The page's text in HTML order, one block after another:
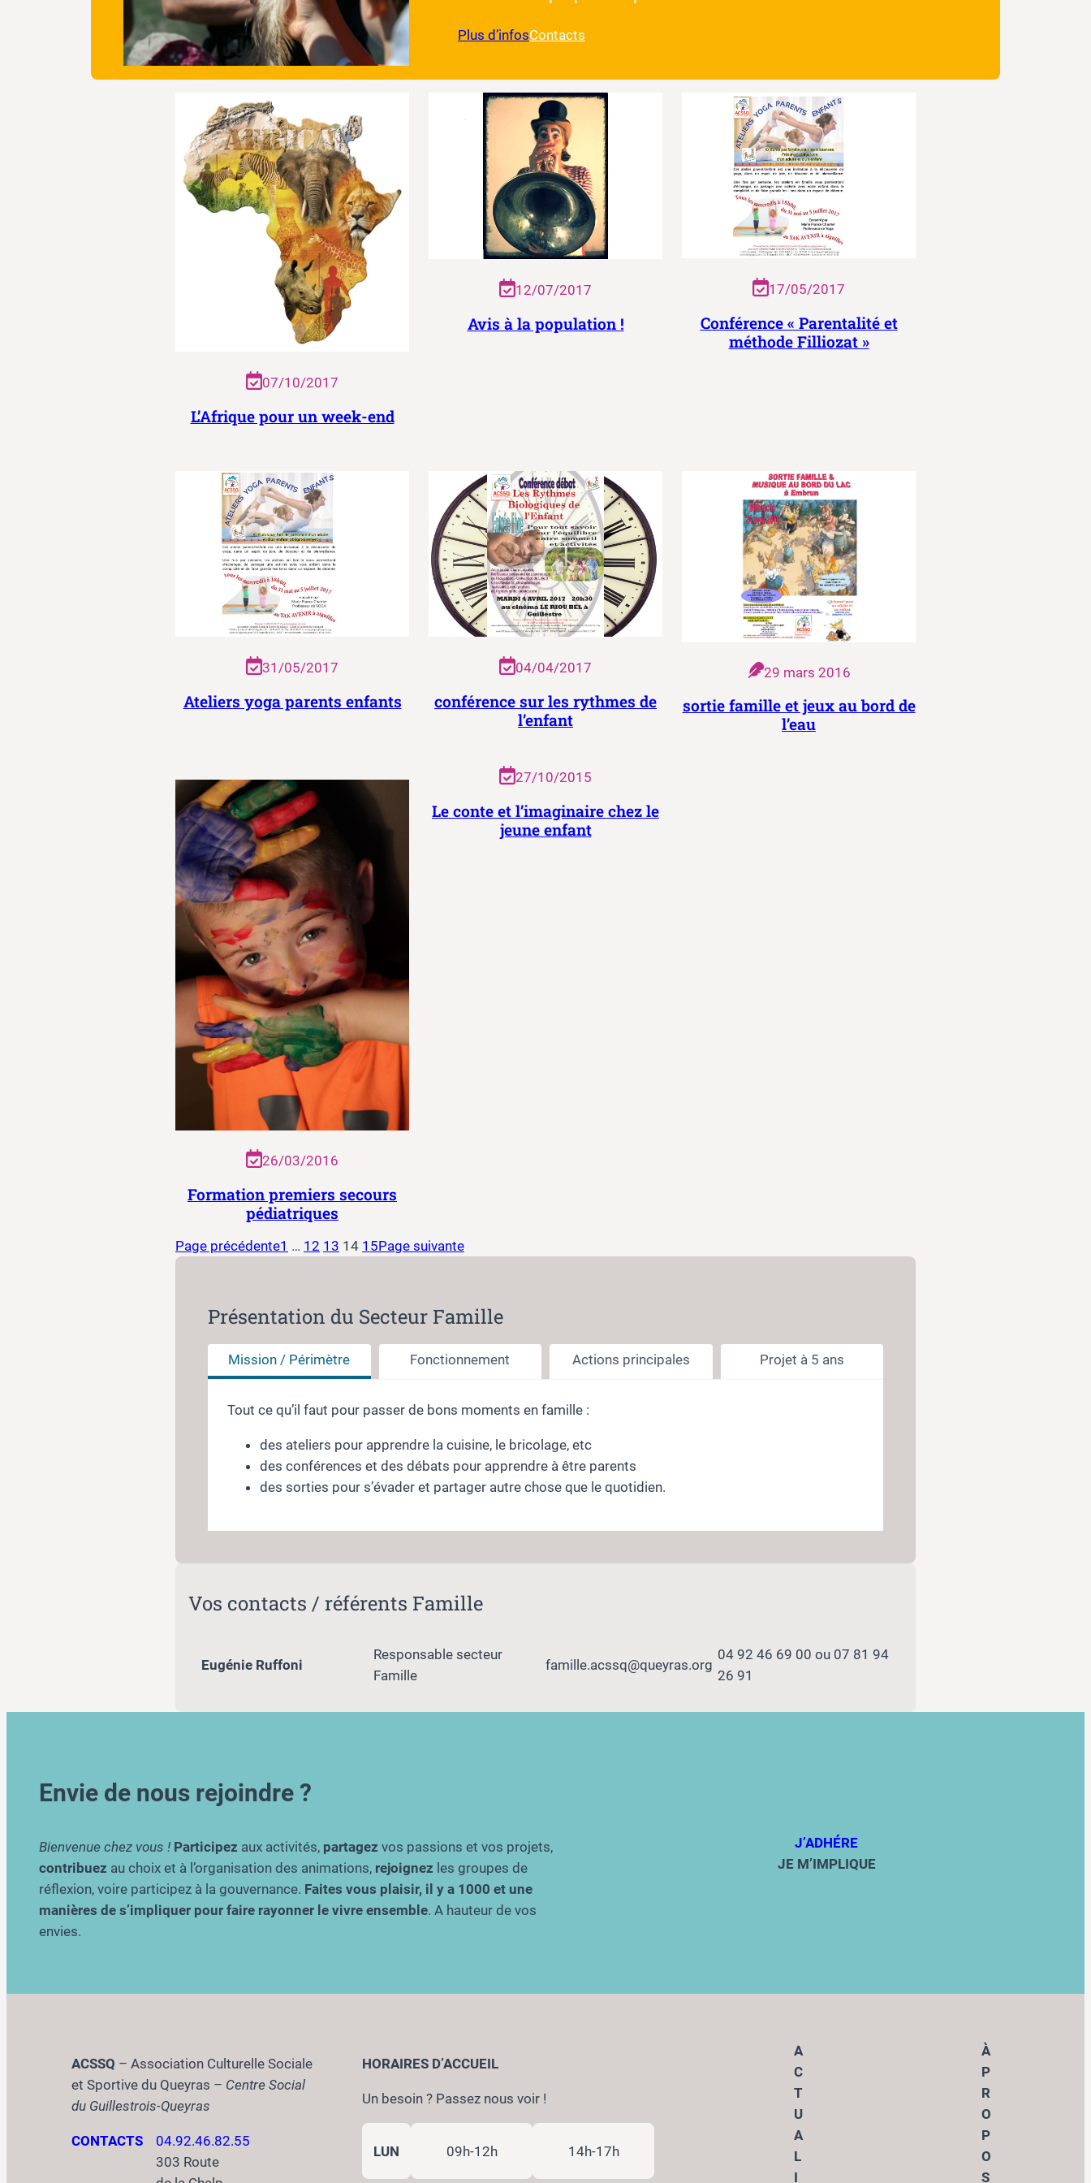
Plus d’infosContacts
07/10/2017
L’Afrique pour un week-end
12/07/2017
Avis à la population !
17/05/2017
Conférence « Parentalité et
méthode Filliozat »
31/05/2017
Ateliers yoga parents enfants
04/04/2017
conférence sur les rythmes de
l’enfant
29 mars 2016
sortie famille et jeux au bord de
l’eau
26/03/2016
Formation premiers secours
pédiatriques
27/10/2015
Le conte et l’imaginaire chez le
jeune enfant
Page précédente1 … 12 13 14 15Page suivante
Présentation du Secteur Famille
Mission / Périmètre Fonctionnement Actions principales Projet à 5 ans
Tout ce qu’il faut pour passer de bons moments en famille :
des ateliers pour apprendre la cuisine, le bricolage, etc
des conférences et des débats pour apprendre à être parents
des sorties pour s’évader et partager autre chose que le quotidien.
Vos contacts / référents Famille
Eugénie Ruffoni
Responsable secteur
Famille
famille.acssq@queyras.org
04 92 46 69 00 ou 07 81 94
26 91
Envie de nous rejoindre ?
Bienvenue chez vous ! Participez aux activités, partagez vos passions et vos projets,
contribuez au choix et à l’organisation des animations, rejoignez les groupes de
réflexion, voire participez à la gouvernance. Faites vous plaisir, il y a 1000 et une
manières de s’impliquer pour faire rayonner le vivre ensemble. A hauteur de vos
envies.
J’ADHÉRE
JE M’IMPLIQUE
ACSSQ – Association Culturelle Sociale
et Sportive du Queyras – Centre Social
du Guillestrois-Queyras
CONTACTS
04.92.46.82.55
303 Route
HORAIRES D’ACCUEIL
Un besoin ? Passez nous voir !
LUN 09h-12h 14h-17h
A
C
T
U
A
L
I
À
P
R
O
P
O
S